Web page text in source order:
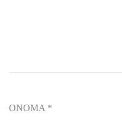
ΌΝΟΜΑ *